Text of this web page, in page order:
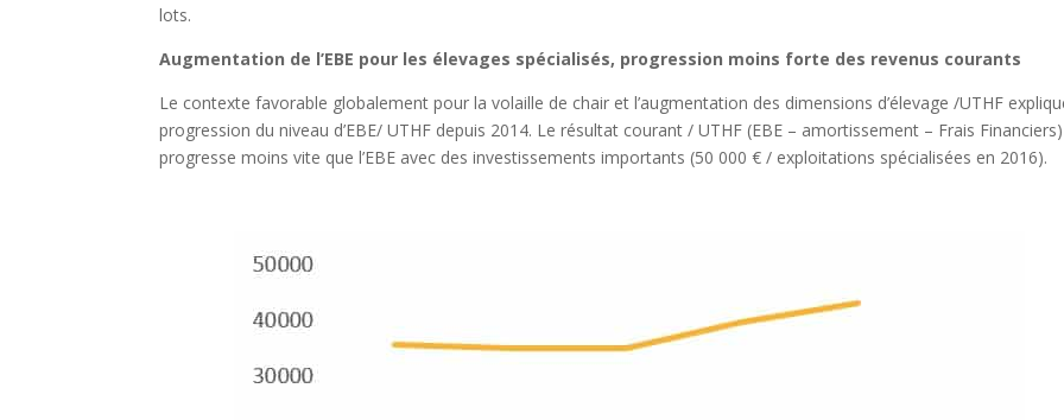
lots.
Augmentation de l’EBE pour les élevages spécialisés, progression moins forte des revenus courants
Le contexte favorable globalement pour la volaille de chair et l’augmentation des dimensions d’élevage /UTHF
progression du niveau d’EBE/ UTHF depuis 2014. Le résultat courant / UTHF (EBE – amortissement – Frais Financiers)
progresse moins vite que l’EBE avec des investissements importants (50 000 € / exploitations spécialisées en 2016).